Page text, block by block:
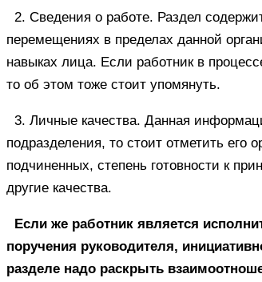
2. Сведения о работе. Раздел
перемещениях в пределах данной
навыках лица. Если работник в
то об этом тоже стоит упомянуть.
3. Личные качества. Данная
подразделения, то стоит отметить его
подчиненных, степень готовности к
другие качества.
Если же работник является
поручения руководителя,
разделе надо раскрыть